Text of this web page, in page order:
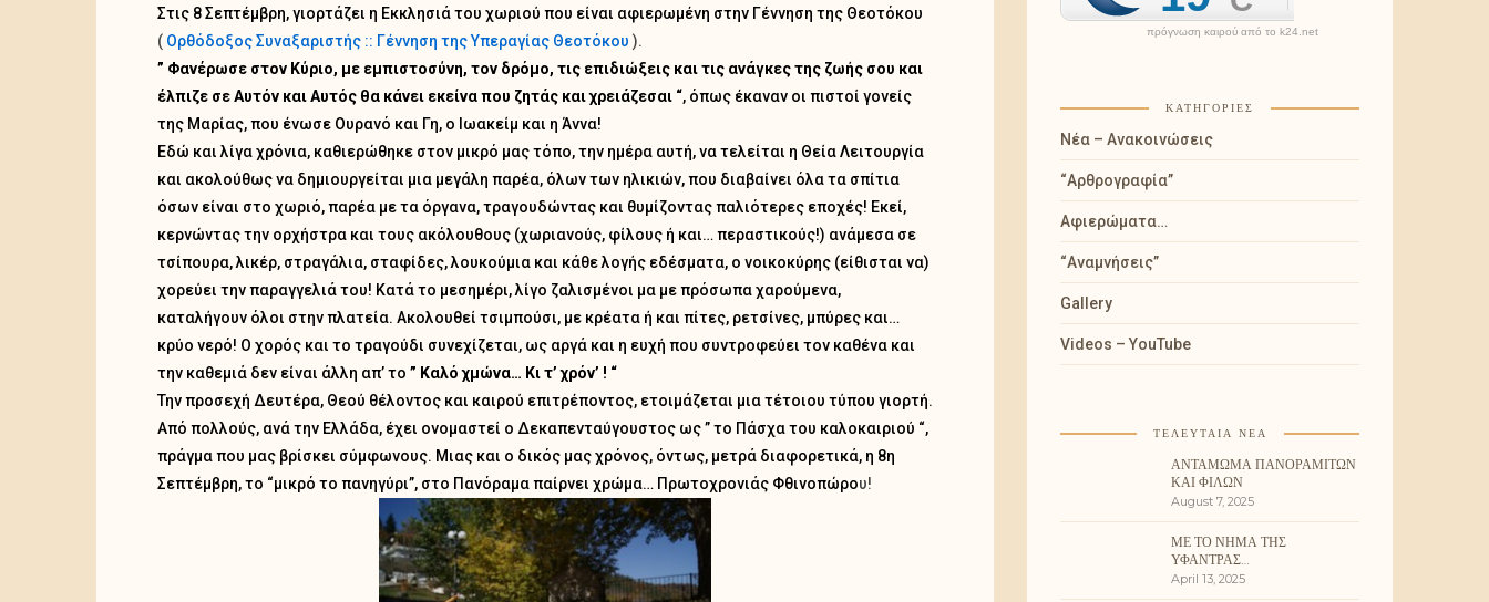
Στις 8 Σεπτέμβρη, γιορτάζει η Εκκλησιά του χωριού που είναι αφιερωμένη στην Γέννηση της Θεοτόκου
( Ορθόδοξος Συναξαριστής :: Γέννηση της Υπεραγίας Θεοτόκου ).
” Φανέρωσε στον Κύριο, με εμπιστοσύνη, τον δρόμο, τις επιδιώξεις και τις ανάγκες της ζωής σου και
έλπιζε σε Αυτόν και Αυτός θα κάνει εκείνα που ζητάς και χρειάζεσαι “, όπως έκαναν οι πιστοί γονείς
της Μαρίας, που ένωσε Ουρανό και Γη, ο Ιωακείμ και η Άννα!
Εδώ και λίγα χρόνια, καθιερώθηκε στον μικρό μας τόπο, την ημέρα αυτή, να τελείται η Θεία Λειτουργία
και ακολούθως να δημιουργείται μια μεγάλη παρέα, όλων των ηλικιών, που διαβαίνει όλα τα σπίτια
όσων είναι στο χωριό, παρέα με τα όργανα, τραγουδώντας και θυμίζοντας παλιότερες εποχές! Εκεί,
κερνώντας την ορχήστρα και τους ακόλουθους (χωριανούς, φίλους ή και… περαστικούς!) ανάμεσα σε
τσίπουρα, λικέρ, στραγάλια, σταφίδες, λουκούμια και κάθε λογής εδέσματα, ο νοικοκύρης (είθισται να)
χορεύει την παραγγελιά του! Κατά το μεσημέρι, λίγο ζαλισμένοι μα με πρόσωπα χαρούμενα,
καταλήγουν όλοι στην πλατεία. Ακολουθεί τσιμπούσι, με κρέατα ή και πίτες, ρετσίνες, μπύρες και…
κρύο νερό! Ο χορός και το τραγούδι συνεχίζεται, ως αργά και η ευχή που συντροφεύει τον καθένα και
την καθεμιά δεν είναι άλλη απ’ το ” Καλό χμώνα… Κι τ’ χρόν’ ! “
Την προσεχή Δευτέρα, Θεού θέλοντος και καιρού επιτρέποντος, ετοιμάζεται μια τέτοιου τύπου γιορτή.
Από πολλούς, ανά την Ελλάδα, έχει ονομαστεί ο Δεκαπενταύγουστος ως ” το Πάσχα του καλοκαιριού “,
πράγμα που μας βρίσκει σύμφωνους. Μιας και ο δικός μας χρόνος, όντως, μετρά διαφορετικά, η 8η
Σεπτέμβρη, το “μικρό το πανηγύρι”, στο Πανόραμα παίρνει χρώμα… Πρωτοχρονιάς Φθινοπώρου!
πρόγνωση καιρού από το k24.net
ΚΑΤΗΓΟΡΊΕΣ
Νέα – Ανακοινώσεις
“Αρθρογραφία”
Αφιερώματα…
“Αναμνήσεις”
Gallery
Videos – YouTube
ΤΕΛΕΥΤΑΊΑ ΝΈΑ
ΑΝΤΆΜΩΜΑ ΠΑΝΟΡΑΜΙΤΏΝ
ΚΑΙ ΦΊΛΩΝ
August 7, 2025
ΜΕ ΤΟ ΝΉΜΑ ΤΗΣ
ΥΦΆΝΤΡΑΣ…
April 13, 2025